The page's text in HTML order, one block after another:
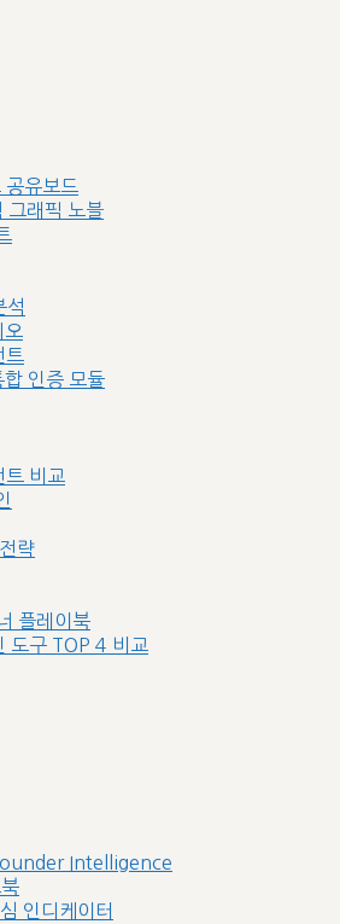
유보드
래픽 노블
석
트
인증 모듈
비교
략
플레이북
도구 TOP 4 비교
Intelligence
인디케이터